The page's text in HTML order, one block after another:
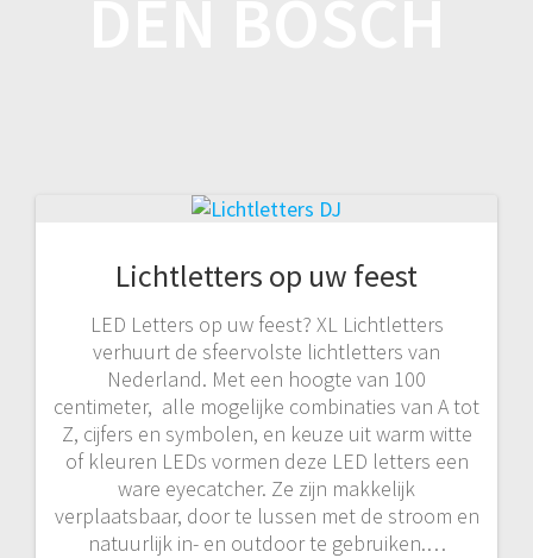
Lichtletters op uw feest
LED Letters op uw feest? XL Lichtletters
verhuurt de sfeervolste lichtletters van
Nederland. Met een hoogte van 100
centimeter, alle mogelijke combinaties van A tot
Z, cijfers en symbolen, en keuze uit warm witte
of kleuren LEDs vormen deze LED letters een
ware eyecatcher. Ze zijn makkelijk
verplaatsbaar, door te lussen met de stroom en
natuurlijk in- en outdoor te gebruiken.…